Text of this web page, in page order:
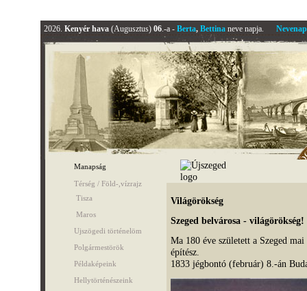
2026. Kenyér hava (Augusztus) 06.-a - Berta, Bettinaneve napja.
Manapság
Térség / Föld-,vízrajz
Tisza
Maros
Ujszögedi történelöm
Polgármestörök
Példaképeink
Hellytörténészeink
Világörökség
Szeged belvárosa - világörökség!
Ma 180 éve született a Szeged
építész.
1833 jégbontó (február) 8.-án